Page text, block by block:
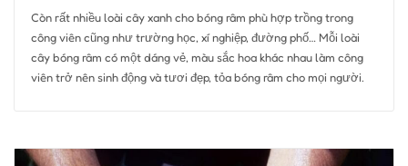
Còn rất nhiều loài cây xanh cho bóng râm phù hợp trồng trong
công viên cũng như trường học, xí nghiệp, đường phố… Mỗi loài
cây bóng râm có một dáng vẻ, màu sắc hoa khác nhau làm công
viên trở nên sinh động và tươi đẹp, tỏa bóng râm cho mọi người.